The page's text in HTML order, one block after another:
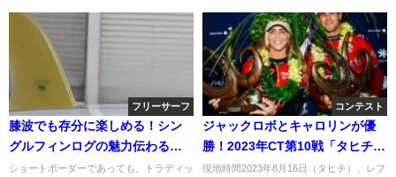
フリーサーフ
膝波でも存分に楽しめる！シン
グルフィンログの魅力伝わるフ
リーサーフ動画＠サンタクルズ
ショートボーダーであっても、トラディッ
コンテスト
ジャックロボとキャロリンが優
勝！2023年CT第10戦「タヒチプ
ロ」最終日
現地時間2023年8月16日（タヒチ）、レフ